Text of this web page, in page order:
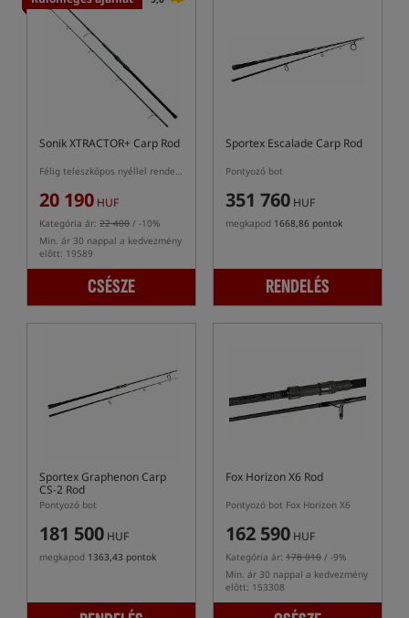
Sonik XTRACTOR+ Carp Rod
Félig teleszkópos nyéllel rendelkező pontyozó bot
20 190 HUF
Kategória ár: 22 400 / -10%
Min. ár 30 nappal a kedvezmény
előtt: 19589
CSÉSZE
Sportex Escalade Carp Rod
Pontyozó bot
351 760 HUF
megkapod 1668,86 pontok
RENDELÉS
Sportex Graphenon Carp
CS-2 Rod
Pontyozó bot
181 500 HUF
megkapod 1363,43 pontok
Fox Horizon X6 Rod
Pontyozó bot Fox Horizon X6
162 590 HUF
Kategória ár: 178 010 / -9%
Min. ár 30 nappal a kedvezmény
előtt: 153308